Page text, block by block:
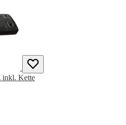
inkl. Kette